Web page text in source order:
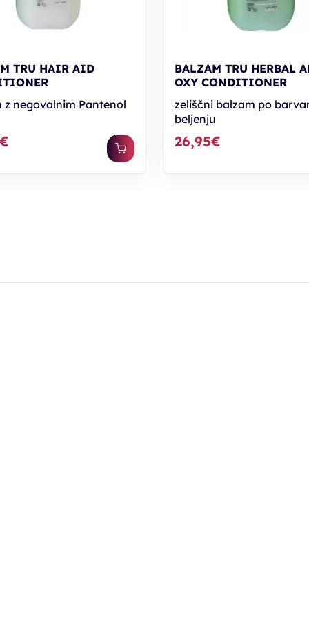
TRU HAIR AID
z negovalnim Pantenol
BALZAM TRU HERBAL
OXY CONDITIONER
zeliščni balzam po
beljenju
26,95€